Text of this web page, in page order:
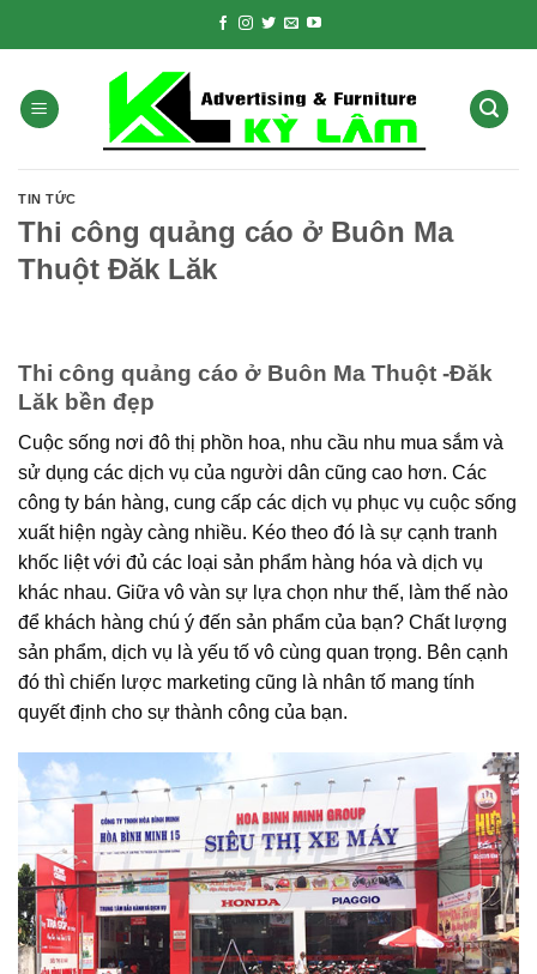
TIN TỨC
Thi công quảng cáo ở Buôn Ma
Thuột Đăk Lăk
Thi công quảng cáo ở Buôn Ma Thuột -Đăk
Lăk bền đẹp
Cuộc sống nơi đô thị phồn hoa, nhu cầu nhu mua sắm và
sử dụng các dịch vụ của người dân cũng cao hơn. Các
công ty bán hàng, cung cấp các dịch vụ phục vụ cuộc sống
xuất hiện ngày càng nhiều. Kéo theo đó là sự cạnh tranh
khốc liệt với đủ các loại sản phẩm hàng hóa và dịch vụ
khác nhau. Giữa vô vàn sự lựa chọn như thế, làm thế nào
để khách hàng chú ý đến sản phẩm của bạn? Chất lượng
sản phẩm, dịch vụ là yếu tố vô cùng quan trọng. Bên cạnh
đó thì chiến lược marketing cũng là nhân tố mang tính
quyết định cho sự thành công của bạn.